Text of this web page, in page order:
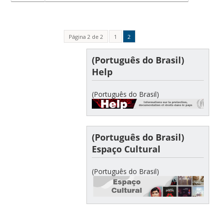
Página 2 de 2 1 2
(Português do Brasil)
Help
(Português do Brasil)
(Português do Brasil)
Espaço Cultural
(Português do Brasil)